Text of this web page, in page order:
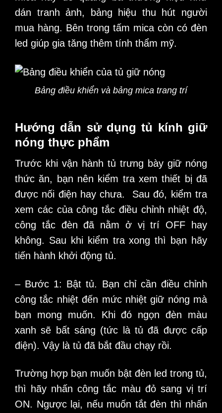
dán tranh ảnh, bảng hiệu thu hút người
mua hàng. Bên trong tấm mica còn có đèn
led giúp gia tăng thêm tính thẩm mỹ.
Bảng điều khiển và bảng mica trang trí
Hướng dẫn sử dụng tủ kính giữ
nóng thực phẩm
Trước khi vận hành tủ trưng bày giữ nóng
thức ăn,
bạn nên kiểm tra xem thiết bị đã
được nối điện hay chưa. Sau đó, kiểm tra
xem các của công tắc điều chỉnh nhiệt độ,
công tắc đèn đã nằm ở vị trí OFF hay
không. Sau khi kiểm tra xong thì bạn hãy
tiến hành khởi động tủ.
– Bước 1: Bật tủ. Bạn chỉ cần điều chỉnh
công tắc nhiệt đến mức nhiệt giữ nóng mà
bạn mong muốn. Khi đó ngọn đèn màu
xanh sẽ bất sáng (tức là tủ đã được cấp
điện). Vậy là tủ đã bắt đầu chạy rồi.
Trường hợp bạn muốn bật đèn led trong tủ,
thì hãy nhấn công tắc màu đỏ sang vị trí
ON. Ngược lại, nếu muốn tắt đèn thì nhấn